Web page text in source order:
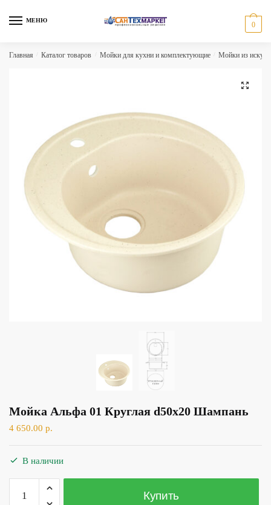
МЕНЮ
0
Главная Каталог товаров Мойки для кухни и комплектующие Мойки из
🔍
Мойка Альфа 01 Круглая d50х20 Шампань
4 650.00 р.
В наличии
Количество
товара
Купить